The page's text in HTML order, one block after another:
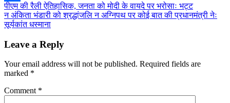
Share
Post
navigation
पीएम की रैली ऐतिहासिक, जनता को मोदी के वायदे पर भरोसाः भट्ट
न अंकिता भंडारी को श्रद्धांजलि न अग्निपथ पर कोई बात की प्रधानमंत्री नेः
सूर्यकांत धस्माना
Leave a Reply
Your email address will not be published. Required fields are
marked *
Comment *